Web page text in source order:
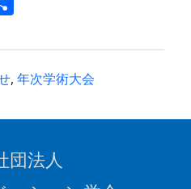
,年次学術大会
団法人